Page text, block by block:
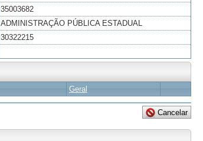
35003682
ADMINISTRAÇÃO PÚBLICA ESTADUAL
30322215
Geral